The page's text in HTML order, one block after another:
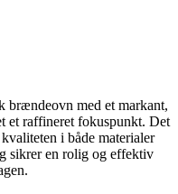
brændeovn med et markant,
et raffineret fokuspunkt. Det
i både materialer
sikrer en rolig og effektiv